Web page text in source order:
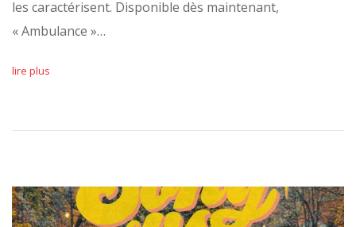
les caractérisent. Disponible dès maintenant,
« Ambulance »…
lire plus